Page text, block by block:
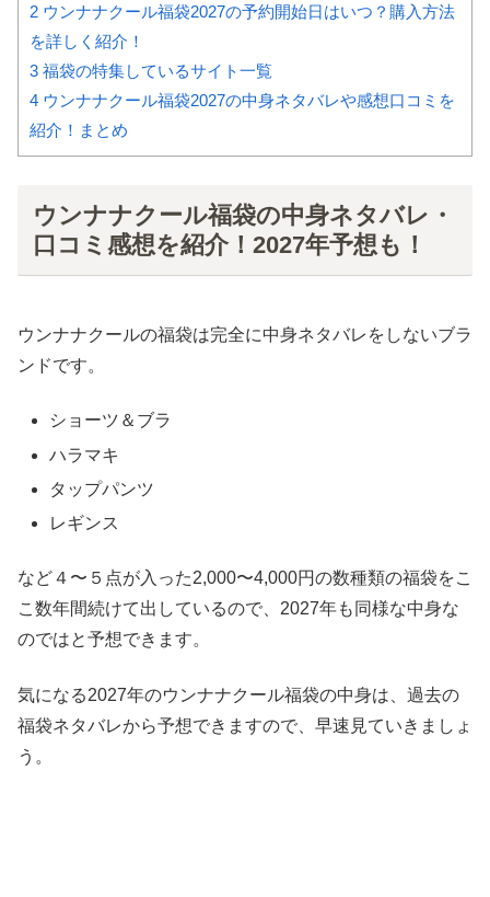
2 ウンナナクール福袋2027の予約開始日はいつ？購入方法
を詳しく紹介！
3 福袋の特集しているサイト一覧
4 ウンナナクール福袋2027の中身ネタバレや感想口コミを
紹介！まとめ
ウンナナクール福袋の中身ネタバレ・
口コミ感想を紹介！2027年予想も！
ウンナナクールの福袋は完全に中身ネタバレをしないブラ
ンドです。
ショーツ＆ブラ
ハラマキ
タップパンツ
レギンス
など４〜５点が入った2,000〜4,000円の数種類の福袋をこ
こ数年間続けて出しているので、2027年も同様な中身な
のではと予想できます。
気になる2027年のウンナナクール福袋の中身は、過去の
福袋ネタバレから予想できますので、早速見ていきましょ
う。